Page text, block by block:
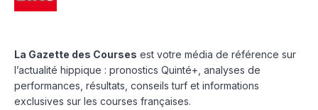
La Gazette des Courses est votre média de référence sur
l’actualité hippique : pronostics Quinté+, analyses de
performances, résultats, conseils turf et informations
exclusives sur les courses françaises.